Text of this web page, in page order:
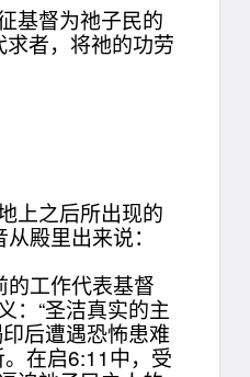
基督为祂子民的
者，将祂的功劳
上之后所出现的
殿里出来说：
工作代表基督
：“圣洁真实的主
后遭遇恐怖患难
在启6:11中，受